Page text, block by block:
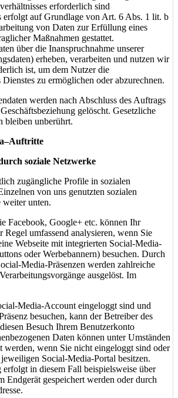
erforderlich sind
erfolgt auf Grundlage von Art. 6 Abs. 1 lit. b
von Daten zur Erfüllung eines
Maßnahmen gestattet.
über die Inanspruchnahme unserer
erheben, verarbeiten und nutzen wir
ist, um dem Nutzer die
Dienstes zu ermöglichen oder abzurechnen.
werden nach Abschluss des Auftrags
gelöscht. Gesetzliche
bleiben unberührt.
soziale Netzwerke
zugängliche Profile in sozialen
von uns genutzten sozialen
unten.
Facebook, Google+ etc. können Ihr
Regel umfassend analysieren, wenn Sie
Webseite mit integrierten Social-Media-
oder Werbebannern) besuchen. Durch
Media-Präsenzen werden zahlreiche
ausgelöst. Im
Media-Account eingeloggt sind und
besuchen, kann der Betreiber des
Besuch Ihrem Benutzerkonto
Daten können unter Umständen
werden, wenn Sie nicht eingeloggt sind oder
Social-Media-Portal besitzen.
erfolgt in diesem Fall beispielsweise über
Endgerät gespeichert werden oder durch